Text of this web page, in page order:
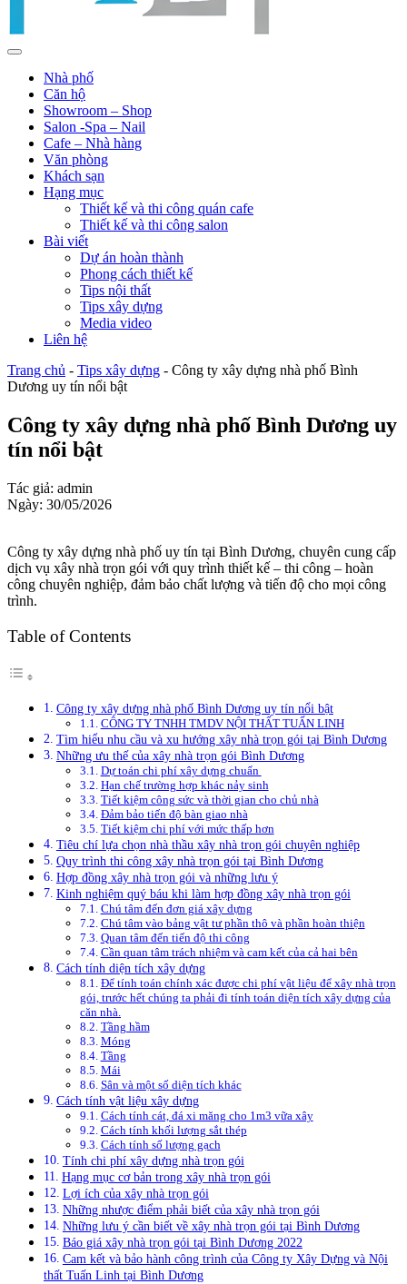
Nhà phố
Căn hộ
Showroom – Shop
Salon -Spa – Nail
Cafe – Nhà hàng
Văn phòng
Khách sạn
Hạng mục
Thiết kế và thi công quán cafe
Thiết kế và thi công salon
Bài viết
Dự án hoàn thành
Phong cách thiết kế
Tips nội thất
Tips xây dựng
Media video
Liên hệ
Trang chủ - Tips xây dựng - Công ty xây dựng nhà phố Bình
Dương uy tín nổi bật
Công ty xây dựng nhà phố Bình Dương uy
tín nổi bật
Tác giả: admin
Ngày: 30/05/2026
Công ty xây dựng nhà phố uy tín tại Bình Dương, chuyên cung cấp
dịch vụ xây nhà trọn gói với quy trình thiết kế – thi công – hoàn
công chuyên nghiệp, đảm bảo chất lượng và tiến độ cho mọi công
trình.
Table of Contents
Công ty xây dựng nhà phố Bình Dương uy tín nổi bật
CÔNG TY TNHH TMDV NỘI THẤT TUẤN LINH
Tìm hiểu nhu cầu và xu hướng xây nhà trọn gói tại Bình Dương
Những ưu thế của xây nhà trọn gói Bình Dương
Dự toán chi phí xây dựng chuẩn
Hạn chế trường hợp khác nảy sinh
Tiết kiệm công sức và thời gian cho chủ nhà
Đảm bảo tiến độ bàn giao nhà
Tiết kiệm chi phí với mức thấp hơn
Tiêu chí lựa chọn nhà thầu xây nhà trọn gói chuyên nghiệp
Quy trình thi công xây nhà trọn gói tại Bình Dương
Hợp đồng xây nhà trọn gói và những lưu ý
Kinh nghiệm quý báu khi làm hợp đồng xây nhà trọn gói
Chú tâm đến đơn giá xây dựng
Chú tâm vào bảng vật tư phần thô và phần hoàn thiện
Quan tâm đến tiến độ thi công
Cần quan tâm trách nhiệm và cam kết của cả hai bên
Cách tính diện tích xây dựng
Để tính toán chính xác được chi phí vật liệu để xây nhà trọn
gói, trước hết chúng ta phải đi tính toán diện tích xây dựng của
căn nhà.
Tầng hầm
Móng
Tầng
Mái
Sân và một số diện tích khác
Cách tính vật liệu xây dựng
Cách tính cát, đá xi măng cho 1m3 vữa xây
Cách tính khối lượng sắt thép
Cách tính số lượng gạch
Tính chi phí xây dựng nhà trọn gói
Hạng mục cơ bản trong xây nhà trọn gói
Lợi ích của xây nhà trọn gói
Những nhược điểm phải biết của xây nhà trọn gói
Những lưu ý cần biết về xây nhà trọn gói tại Bình Dương
Báo giá xây nhà trọn gói tại Bình Dương 2022
Cam kết và bảo hành công trình của Công ty Xây Dựng và Nội
thất Tuấn Linh tại Bình Dương